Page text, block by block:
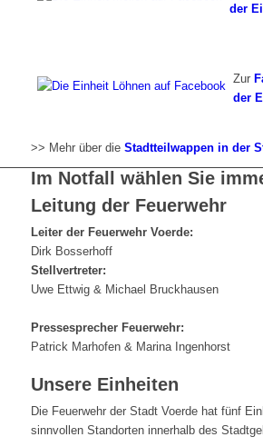
der
Zur
der
>> Mehr über die Stadtteilwappen in der
Im Notfall wählen Sie
Leitung der Feuerwehr
Leiter der Feuerwehr Voerde:
Dirk Bosserhoff
Stellvertreter:
Uwe Ettwig & Michael Bruckhausen
Pressesprecher Feuerwehr:
Patrick Marhofen & Marina Ingenhorst
Unsere Einheiten
Die Feuerwehr der Stadt Voerde hat fünf
sinnvollen Standorten innerhalb des